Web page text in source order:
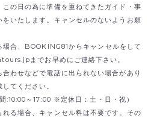
この日の為に準備を重ねてきたガイド・事
いたします。キャンセルのないようお願
合、BOOKING81からキャンセルをして
までお早めにご連絡下さい。
わせなどで電話に出られない場合があり
てください。
:10:00～17:00 ※定休日：土・日・祝）
る場合、キャンセル料は不要です。その